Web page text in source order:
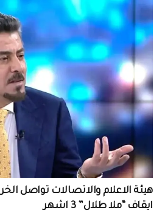
هيئة الاعلام والاتصالات تواصل
ايقاف “ملا طلال” 3 اشهر